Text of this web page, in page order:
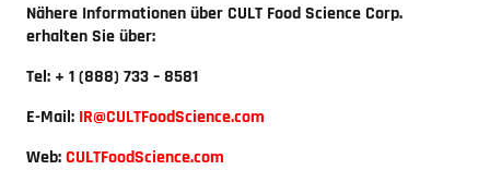
Nähere Informationen über CULT Food Science Corp.
erhalten Sie über:
Tel: + 1 (888) 733 – 8581
E-Mail: IR@CULTFoodScience.com
Web:CULTFoodScience.com